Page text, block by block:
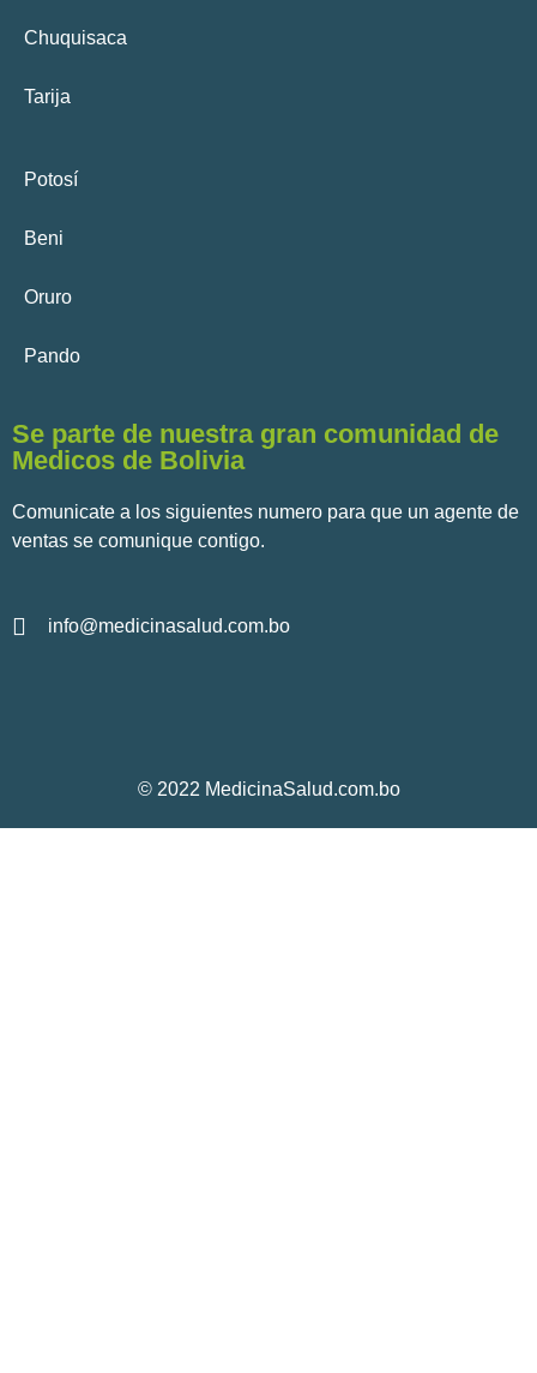
Chuquisaca
Tarija
Potosí
Beni
Oruro
Pando
Se parte de nuestra gran comunidad de
Medicos de Bolivia
Comunicate a los siguientes numero para que un agente de
ventas se comunique contigo.
info@medicinasalud.com.bo
© 2022 MedicinaSalud.com.bo